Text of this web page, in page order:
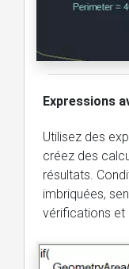
Expressions
Utilisez des
créez des
résultats.
imbriquées,
vérifications et